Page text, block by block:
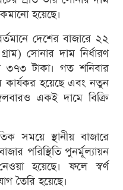
হয়েছে।
দেশের বাজারে ২২
সোনার দাম নির্ধারণ
টাকা। গত শনিবার
হয়েছে এবং নতুন
একই দামে বিক্রি
সময়ে স্থানীয় বাজারে
পরিস্থিতি পুনর্মূল্যায়ন
হয়েছে। ফলে স্বর্ণ
তৈরি হয়েছে।